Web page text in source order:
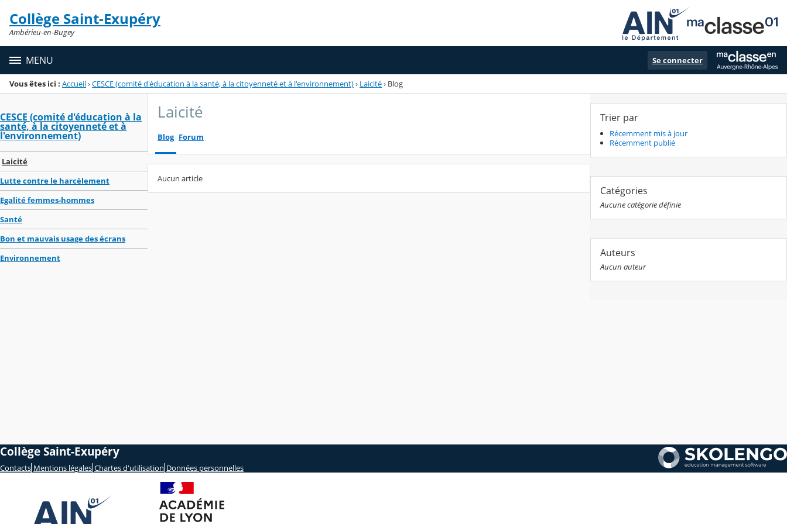
Menu de la rubrique
Contenu
Collège Saint-Exupéry
Ambérieu-en-Bugey
MENU Se connecter
Vous êtes ici : Accueil›CESCE (comité d'éducation à la santé, à la citoyenneté et à l'environnement)› Laicité› Blog
CESCE (comité d'éducation à la
santé, à la citoyenneté et à
l'environnement)
Laicité
Lutte contre le harcèlement
Egalité femmes-hommes
Santé
Bon et mauvais usage des écrans
Environnement
Laicité
Blog Forum
Aucun article
Trier par
Récemment mis à jour
Récemment publié
Catégories
Aucune catégorie définie
Auteurs
Aucun auteur
Collège Saint-Exupéry
Contacts Mentions légales Chartes d'utilisation Données personnelles